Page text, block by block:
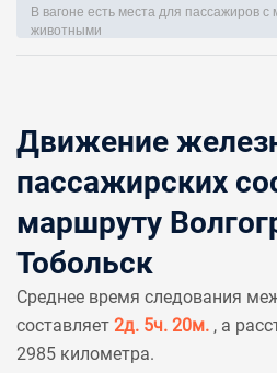
В вагоне есть места для пассажиров
животными
Движение
пассажирских
маршруту
Тобольск
Среднее время следования
составляет 2д. 5ч. 20м. , а
2985 километра.